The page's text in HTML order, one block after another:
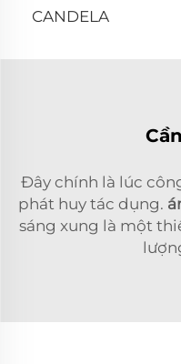
CANDELA
Đây chính là lúc
phát huy tác dụng.
sáng xung là một